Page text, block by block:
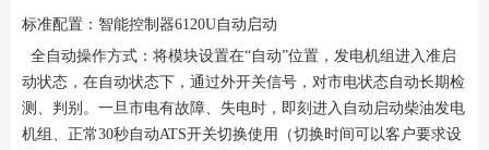
标准配置：智能控制器6120U自动启动
全自动操作方式：将模块设置在“自动”位置，发电机组进入准启
动状态，在自动状态下，通过外开关信号，对市电状态自动长期检
测、判别。一旦市电有故障、失电时，即刻进入自动启动柴油发电
机组、正常30秒自动ATS开关切换使用（切换时间可以客户要求设